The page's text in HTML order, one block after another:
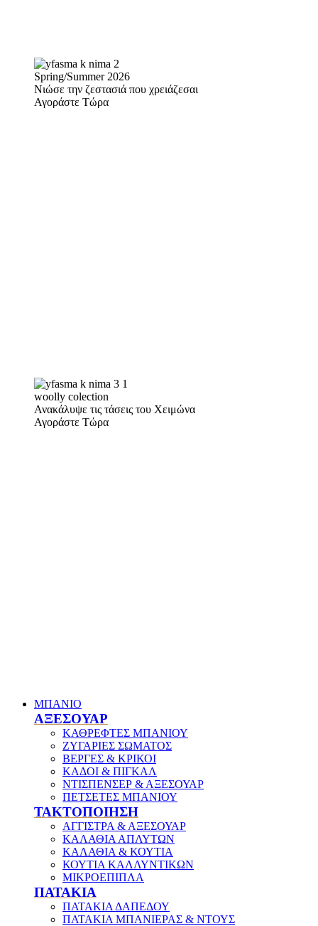
Spring/Summer 2026
Νιώσε την ζεστασιά που χρειάζεσαι
Αγοράστε Τώρα
woolly colection
Ανακάλυψε τις τάσεις του Χειμώνα
Αγοράστε Τώρα
ΜΠΑΝΙΟ
ΑΞΕΣΟΥΑΡ
ΚΑΘΡΕΦΤΕΣ ΜΠΑΝΙΟΥ
ΖΥΓΑΡΙΕΣ ΣΩΜΑΤΟΣ
ΒΕΡΓΕΣ & ΚΡΙΚΟΙ
ΚΑΔΟΙ & ΠΙΓΚΑΛ
ΝΤΙΣΠΕΝΣΕΡ & ΑΞΕΣΟΥΑΡ
ΠΕΤΣΕΤΕΣ ΜΠΑΝΙΟΥ
ΤΑΚΤΟΠΟΙΗΣΗ
ΑΓΓΙΣΤΡΑ & ΑΞΕΣΟΥΑΡ
ΚΑΛΑΘΙΑ ΑΠΛΥΤΩΝ
ΚΑΛΑΘΙΑ & ΚΟΥΤΙΑ
ΚΟΥΤΙΑ ΚΑΛΛΥΝΤΙΚΩΝ
ΜΙΚΡΟΕΠΙΠΛΑ
ΠΑΤΑΚΙΑ
ΠΑΤΑΚΙΑ ΔΑΠΕΔΟΥ
ΠΑΤΑΚΙΑ ΜΠΑΝΙΕΡΑΣ & ΝΤΟΥΣ